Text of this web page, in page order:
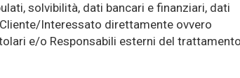
solvibilità, dati bancari e finanziari, dati
Interessato direttamente ovvero
e/o Responsabili esterni del